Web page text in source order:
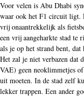
Voor velen is Abu Dhabi
waar ook het F1 circuit ligt.
vrij onaantrekkelijk als
een vrij aangeharkte stad te
als je op het strand bent,
Het zal je niet verbazen dat
VAE) geen neoklimmetjes
uit moeten. In de stad zelf
lekker trappen. Een ander